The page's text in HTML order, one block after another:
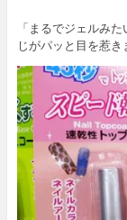
「まるでジェルみ
じがパッと目を惹き